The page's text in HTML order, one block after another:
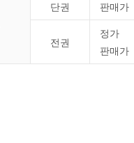
단권 판매가
전권
정가
판매가